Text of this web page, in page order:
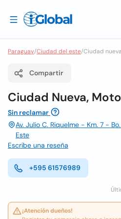
Paraguay/Ciudad del este/Ciudad
Compartir
Ciudad Nueva,
Sin reclamar
Av. Julio C. Riquelme - Km. 7 -
Este
Escribe una reseña
+595 61576989
¡Atención dueños!